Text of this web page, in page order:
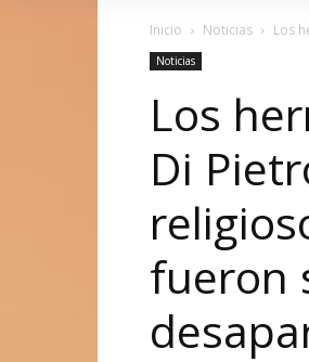
Inicio Noticias Los
Noticias
Los
Di
fueron